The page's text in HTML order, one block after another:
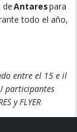
deAntarespara
todo el año,
entre el 15 e il
participantes
y FLYER